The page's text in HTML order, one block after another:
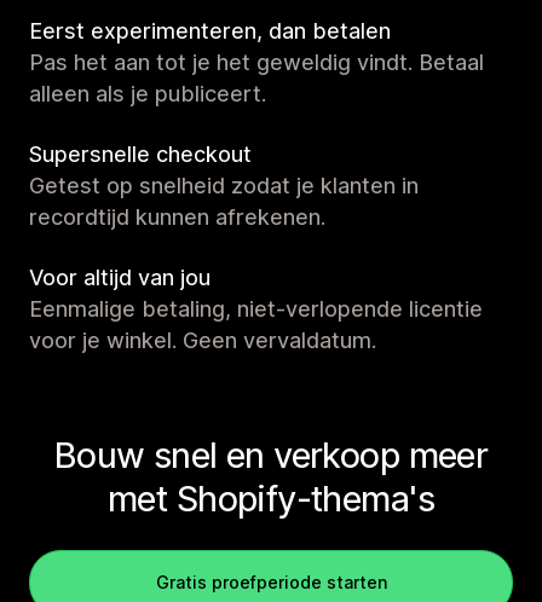
Eerst experimenteren, dan betalen
Pas het aan tot je het geweldig vindt. Betaal
alleen als je publiceert.
Supersnelle checkout
Getest op snelheid zodat je klanten in
recordtijd kunnen afrekenen.
Voor altijd van jou
Eenmalige betaling, niet-verlopende licentie
voor je winkel. Geen vervaldatum.
Bouw snel en verkoop meer
met Shopify-thema's
Gratis proefperiode starten